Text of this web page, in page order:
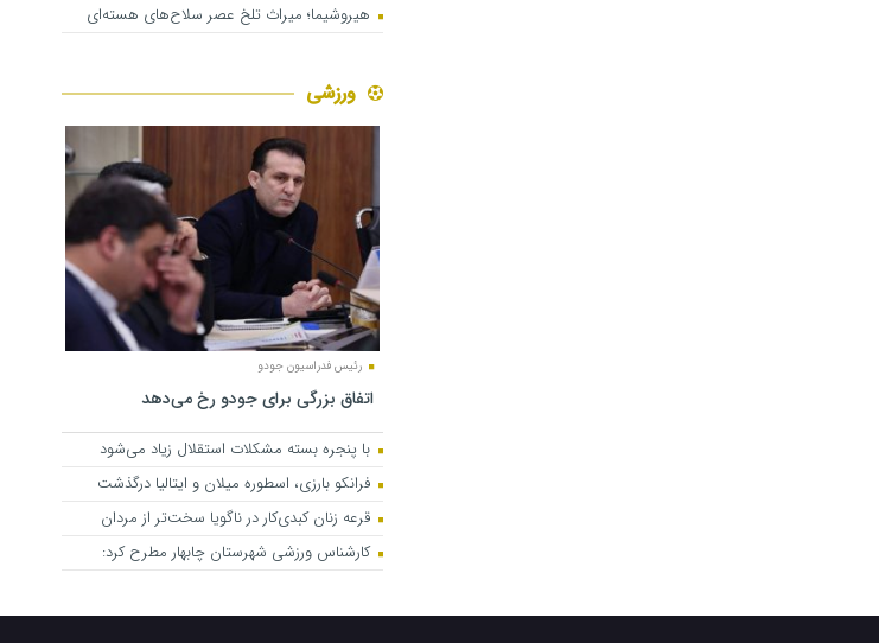
هیروشیما؛ میراث تلخ عصر سلاح‌های هسته‌ای
ورزشی
رئیس فدراسیون جودو
اتفاق بزرگی برای جودو رخ می‌دهد
با پنجره بسته مشکلات استقلال زیاد می‌شود
فرانکو بارزی، اسطوره میلان و ایتالیا درگذشت
قرعه زنان کبدی‌کار در ناگویا سخت‌تر از مردان
کارشناس ورزشی شهرستان چابهار مطرح کرد: